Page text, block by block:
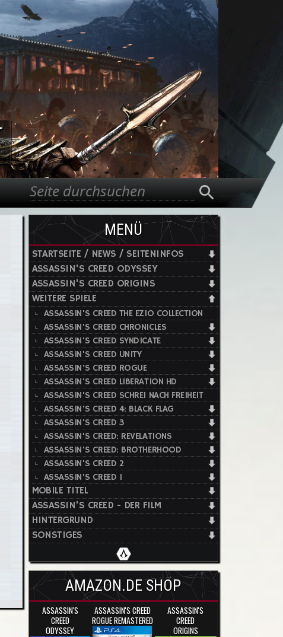
Suchformular
Suche
MENÜ
STARTSEITE / NEWS / SEITENINFOS
ASSASSIN'S CREED ODYSSEY
ASSASSIN'S CREED ORIGINS
WEITERE SPIELE
ASSASSIN'S CREED THE EZIO COLLECTION
ASSASSIN'S CREED CHRONICLES
ASSASSIN'S CREED SYNDICATE
ASSASSIN'S CREED UNITY
ASSASSIN'S CREED ROGUE
ASSASSIN'S CREED LIBERATION HD
ASSASSIN'S CREED SCHREI NACH FREIHEIT
ASSASSIN'S CREED 4: BLACK FLAG
ASSASSIN'S CREED 3
ASSASSIN'S CREED: REVELATIONS
ASSASSIN'S CREED: BROTHERHOOD
ASSASSIN'S CREED 2
ASSASSIN'S CREED 1
MOBILE TITEL
ASSASSIN'S CREED - DER FILM
HINTERGRUND
SONSTIGES
AMAZON.DE SHOP
ASSASSIN'S
CREED
ODYSSEY
ASSASSIN'S CREED
ROGUE REMASTERED
ASSASSIN'S
CREED
ORIGINS